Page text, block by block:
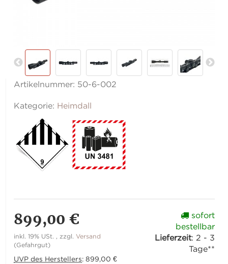
Artikelnummer: 50-6-002
Kategorie: Heimdall
899,00 €
inkl. 19% USt. , zzgl.Versand
(Gefahrgut)
UVP des Herstellers:899,00 €
sofort
bestellbar
Lieferzeit: 2 - 3
Tage**